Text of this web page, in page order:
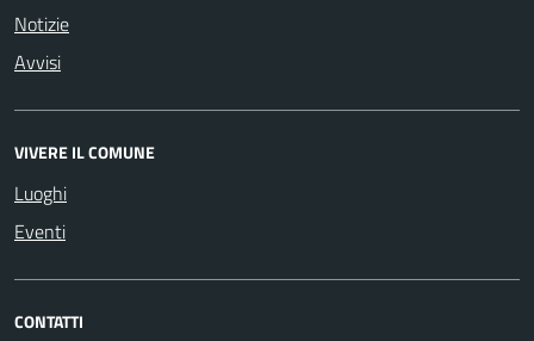
Notizie
Avvisi
VIVERE IL COMUNE
Luoghi
Eventi
CONTATTI